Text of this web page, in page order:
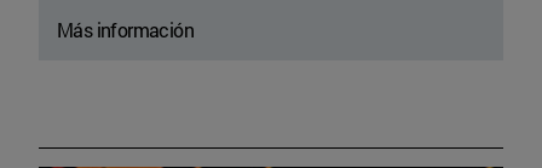
Más información